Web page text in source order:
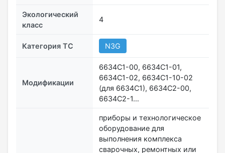
Экологический
класс
4
Категория ТС N3G
Модификации
6634С1-00, 6634С1-01,
6634С1-02, 6634С1-10-02
(для 6634С1), 6634С2-00,
6634С2-1…
приборы и технологическое
оборудование для
выполнения комплекса
сварочных, ремонтных или